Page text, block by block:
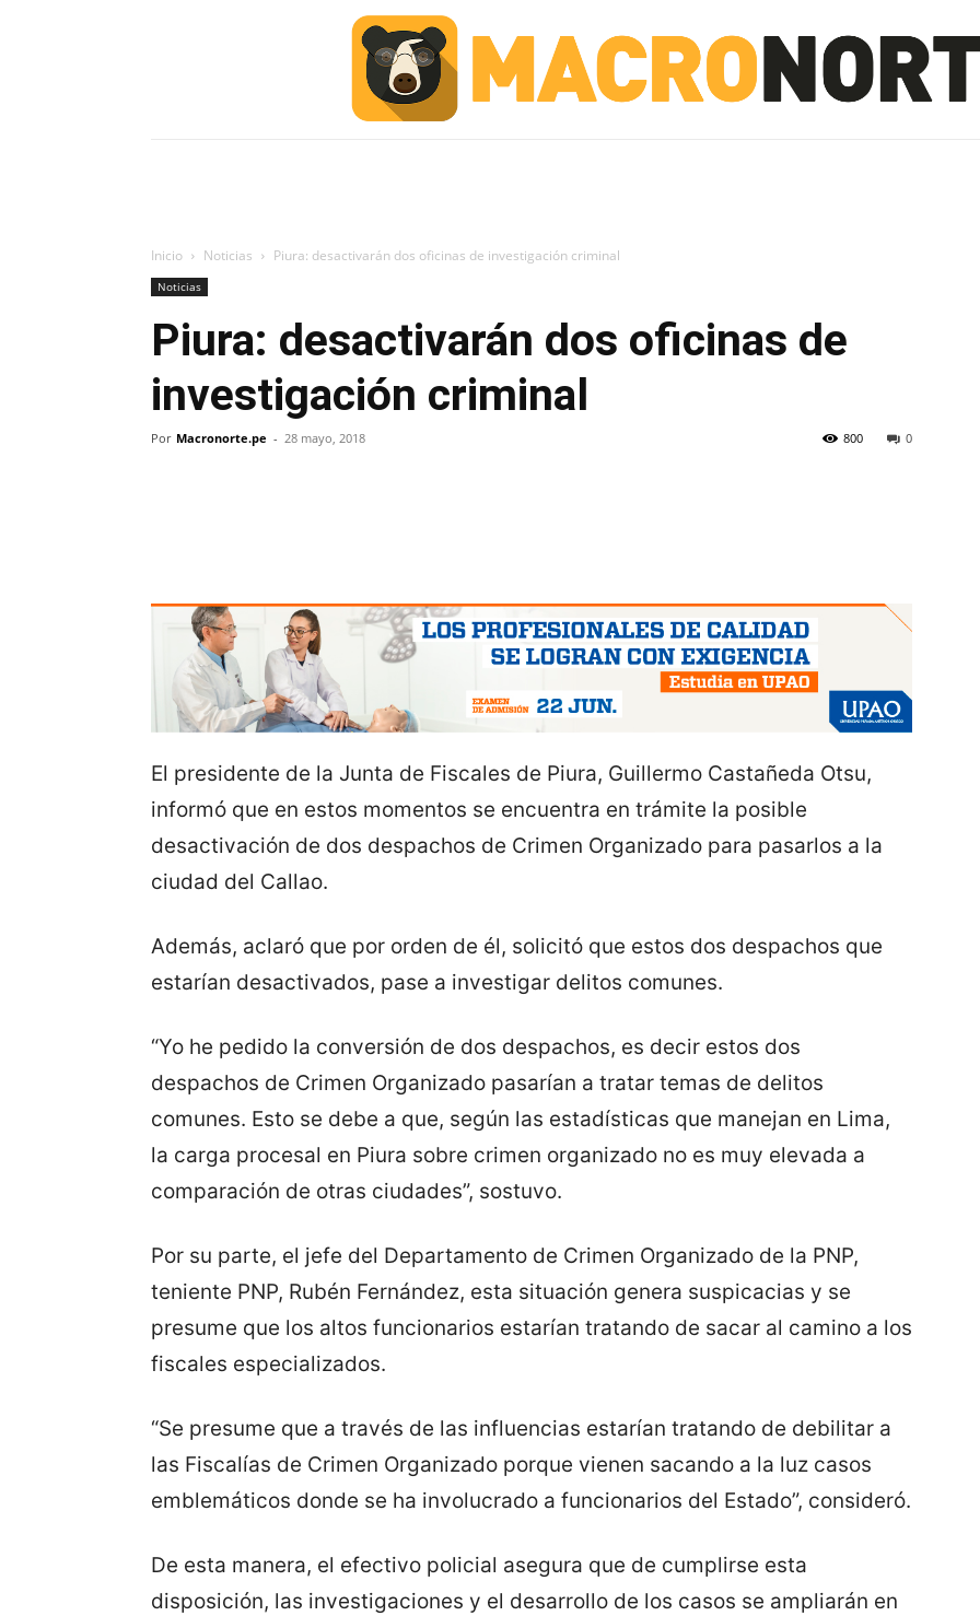
Inicio Noticias Piura: desactivarán dos oficinas de investigación criminal
Noticias
Piura: desactivarán dos oficinas de
investigación criminal
Por Macronorte.pe - 28 mayo, 2018 0
800
El presidente de la Junta de Fiscales de Piura, Guillermo Castañeda Otsu,
informó que en estos momentos se encuentra en trámite la posible
desactivación de dos despachos de Crimen Organizado para pasarlos a la
ciudad del Callao.
Además, aclaró que por orden de él, solicitó que estos dos despachos que
estarían desactivados, pase a investigar delitos comunes.
“Yo he pedido la conversión de dos despachos, es decir estos dos
despachos de Crimen Organizado pasarían a tratar temas de delitos
comunes. Esto se debe a que, según las estadísticas que manejan en Lima,
la carga procesal en Piura sobre crimen organizado no es muy elevada a
comparación de otras ciudades”, sostuvo.
Por su parte, el jefe del Departamento de Crimen Organizado de la PNP,
teniente PNP, Rubén Fernández, esta situación genera suspicacias y se
presume que los altos funcionarios estarían tratando de sacar al camino a los
fiscales especializados.
“Se presume que a través de las influencias estarían tratando de debilitar a
las Fiscalías de Crimen Organizado porque vienen sacando a la luz casos
emblemáticos donde se ha involucrado a funcionarios del Estado”, consideró.
De esta manera, el efectivo policial asegura que de cumplirse esta
disposición, las investigaciones y el desarrollo de los casos se ampliarán en